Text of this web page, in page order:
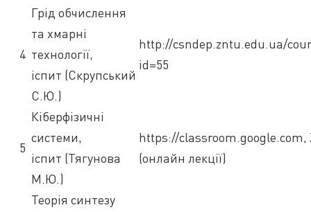
4
Грід обчислення
та хмарні
технології,
іспит (Скрупський
С.Ю.)
http://csndep.zntu.edu.ua/
id=55
5
Кіберфізичні
системи,
іспит (Тягунова
М.Ю.)
https://classroom.google.com,
(онлайн лекції)
Теорія синтезу